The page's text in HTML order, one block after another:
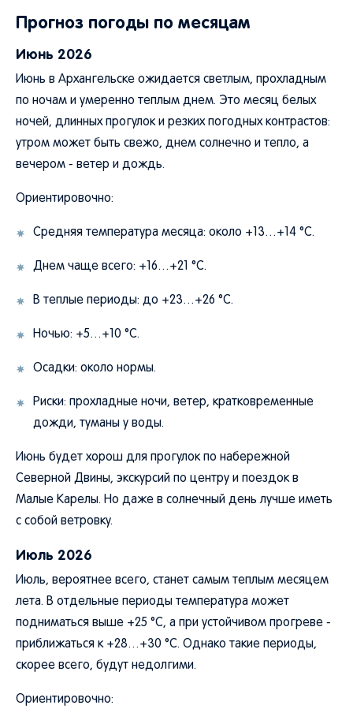
Прогноз погоды по месяцам
Июнь 2026
Июнь в Архангельске ожидается светлым, прохладным
по ночам и умеренно теплым днем. Это месяц белых
ночей, длинных прогулок и резких погодных контрастов:
утром может быть свежо, днем солнечно и тепло, а
вечером - ветер и дождь.
Ориентировочно:
Средняя температура месяца: около +13…+14 °C.
Днем чаще всего: +16…+21 °C.
В теплые периоды: до +23…+26 °C.
Ночью: +5…+10 °C.
Осадки: около нормы.
Риски: прохладные ночи, ветер, кратковременные
дожди, туманы у воды.
Июнь будет хорош для прогулок по набережной
Северной Двины, экскурсий по центру и поездок в
Малые Карелы. Но даже в солнечный день лучше иметь
с собой ветровку.
Июль 2026
Июль, вероятнее всего, станет самым теплым месяцем
лета. В отдельные периоды температура может
подниматься выше +25 °C, а при устойчивом прогреве -
приближаться к +28…+30 °C. Однако такие периоды,
скорее всего, будут недолгими.
Ориентировочно: